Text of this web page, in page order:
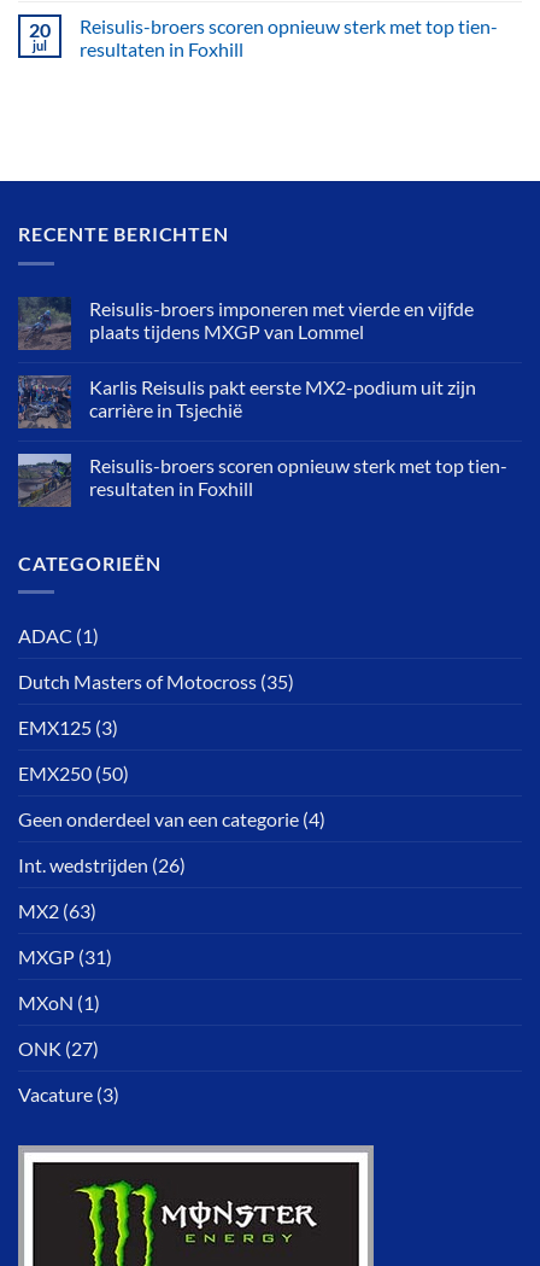
20
jul
Reisulis-broers scoren opnieuw sterk met top tien-
resultaten in Foxhill
RECENTE BERICHTEN
Reisulis-broers imponeren met vierde en vijfde
plaats tijdens MXGP van Lommel
Karlis Reisulis pakt eerste MX2-podium uit zijn
carrière in Tsjechië
Reisulis-broers scoren opnieuw sterk met top tien-
resultaten in Foxhill
CATEGORIEËN
ADAC (1)
Dutch Masters of Motocross (35)
EMX125 (3)
EMX250 (50)
Geen onderdeel van een categorie (4)
Int. wedstrijden (26)
MX2 (63)
MXGP (31)
MXoN (1)
ONK (27)
Vacature (3)